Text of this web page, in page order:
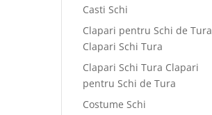
Casti Schi
Clapari pentru Schi de Tura
Clapari Schi Tura
Clapari Schi Tura Clapari
pentru Schi de Tura
Costume Schi